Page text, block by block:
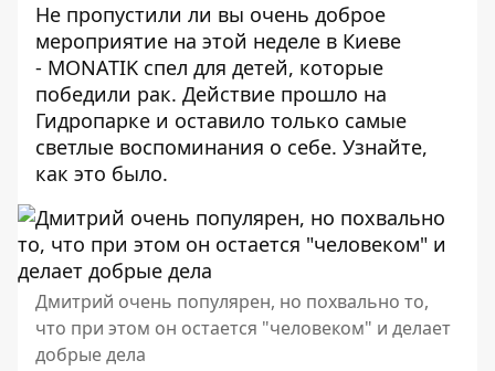
Не пропустили ли вы очень доброе
мероприятие на этой неделе в Киеве
- MONATIK спел для детей, которые
победили рак. Действие прошло на
Гидропарке и оставило только самые
светлые воспоминания о себе. Узнайте,
как это было.
Дмитрий очень популярен, но похвально то,
что при этом он остается "человеком" и делает
добрые дела